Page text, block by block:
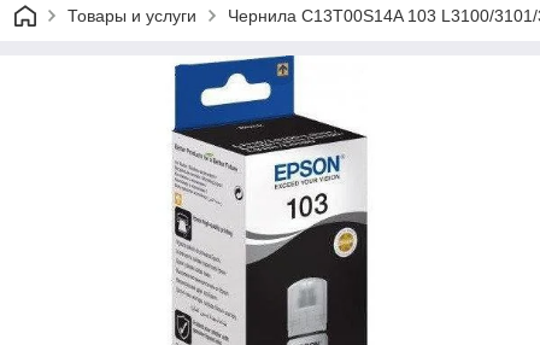
Товары и услуги Чернила C13T00S14A 103 L3100/